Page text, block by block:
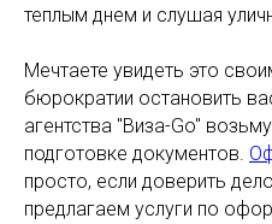
теплым днем и слушая
Мечтаете увидеть это
бюрократии остановить
агентства "Виза-Go"
подготовке документов.
просто, если доверить
предлагаем услуги по